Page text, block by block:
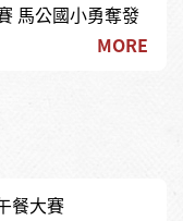
馬公國小勇奪發
MORE
餐大賽